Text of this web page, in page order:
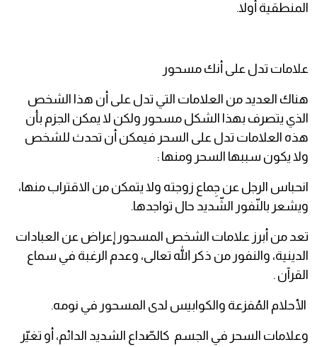
المنطقية أولا.
علامات تدل على أنك مسحور
هناك العديد من العلامات التي تدل على أن هذا الشخص
الذي يتصرف بهذا الشكل مسحور ولكن لا يمكن الجزم بأن
هذه العلامات تدل على السحر فيمكن أن تحدث للشخص
ولا يكون سببها السحر ومنها :
انحباس الرجل عن جِماع زوجته ولا يتمكن من الاقتراب منها،
ويشعر بالنّفور الشّديد حال تواجدها.
تعد من أبرز علامات الشخص المسحور إعراض عن العبادات
الدينية، والنفور من ذكر الله تعالى، وعدم الرغبة في سماع
القرآن .
الأحلام المُفزعة والكوابيس لدى المسحور في نومه.
وعلامات السحر في الجسم كالصّداع الشديد الدائم، أو تغيّر